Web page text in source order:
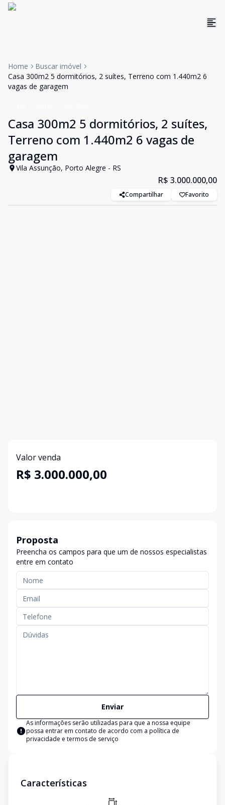
Home
Buscar imóvel
Casa 300m2 5 dormitórios, 2 suítes, Terreno com 1.440m2 6
vagas de garagem
Casa 300m2 5 dormitórios, 2 suítes,
Terreno com 1.440m2 6 vagas de
garagem
Vila Assunção, Porto Alegre - RS
R$ 3.000.000,00
Compartilhar Favorito
Valor venda
R$ 3.000.000,00
Proposta
Preencha os campos para que um de nossos especialistas
entre em contato
Enviar
As informações serão utilizadas para que a nossa equipe
possa entrar em contato de acordo com a política de
privacidade e termos de serviço
Características